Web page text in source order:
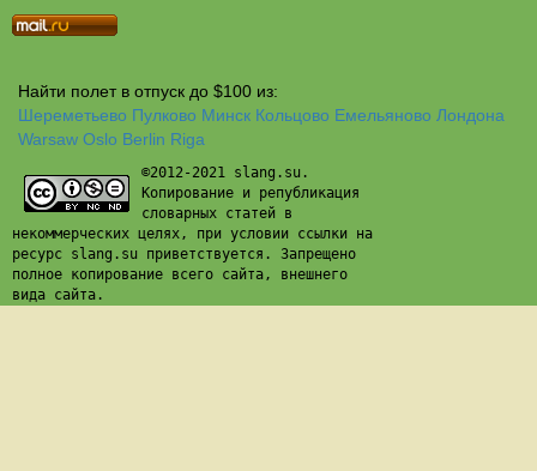
Найти полет в отпуск до $100 из:
Шереметьево Пулково Минск Кольцово Емельяново Лондона
Warsaw Oslo Berlin Riga
©2012-2021 slang.su.
Копирование и републикация
словарных статей в
некоммерческих целях, при условии ссылки на
ресурс slang.su приветствуется. Запрещено
полное копирование всего сайта, внешнего
вида сайта.